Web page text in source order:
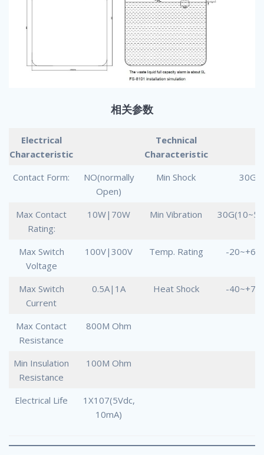
相关参数
Electrical
Characteristic
Technical
Characteristic
Contact Form:
NO(normally
Open)
Min Shock 30G
Max Contact
Rating:
10W|70W Min Vibration
Max Switch
Voltage
100V|300V Temp. Rating -
Max Switch
Current
0.5A|1A Heat Shock -
Max Contact
Resistance
800M Ohm
Min Insulation
Resistance
100M Ohm
Electrical Life
1X107(5Vdc,
10mA)